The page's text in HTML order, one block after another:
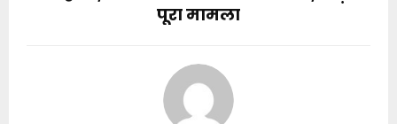
पूरा मामला